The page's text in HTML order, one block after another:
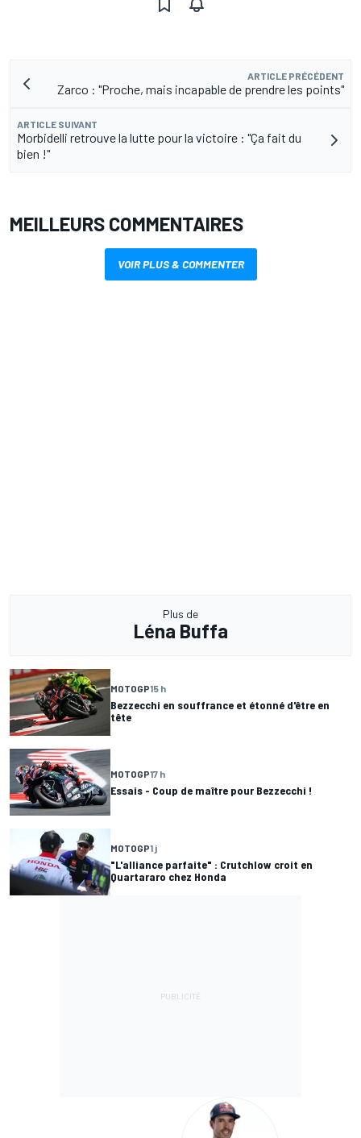
ARTICLE PRÉCÉDENT
Zarco : "Proche, mais incapable de prendre les points"
ARTICLE SUIVANT
Morbidelli retrouve la lutte pour la victoire : "Ça fait du
bien !"
MEILLEURS COMMENTAIRES
VOIR PLUS & COMMENTER
Plus de
Léna Buffa
MOTOGP15 h
Bezzecchi en souffrance et étonné d'être en
tête
MOTOGP17 h
Essais - Coup de maître pour Bezzecchi !
MOTOGP1 j
"L'alliance parfaite" : Crutchlow croit en
Quartararo chez Honda